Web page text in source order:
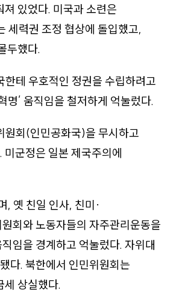
있었다. 미국과 소련은
세력권 조정 협상에 돌입했고,
두했다.
테 우호적인 정권을 수립하려고
명’ 움직임을 철저하게 억눌렀다.
원회(인민공화국)을 무시하고
군정은 일본 제국주의에
, 옛 친일 인사, 친미·
회와 노동자들의 자주관리운동을
임을 경계하고 억눌렀다. 자위대
다. 북한에서 인민위원회는
세 상실했다.